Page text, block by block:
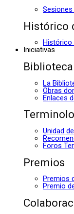
Sesiones
Histórico
Histórico
Iniciativas
Biblioteca
La
Obras
Enlaces
Unidad
Foros
Premios
Premios
Premio